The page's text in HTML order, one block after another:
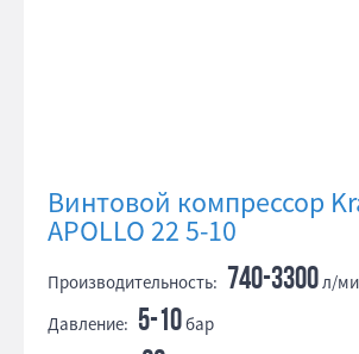
Винтовой компрессор
APOLLO 22 5-10
Производительность: 740-3300л/
Давление: 5-10бар